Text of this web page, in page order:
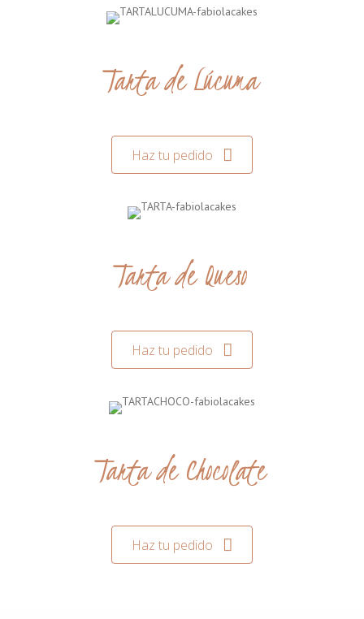
Tarta de Lúcuma
Haz tu pedido
Tarta de Queso
Haz tu pedido
Tarta de Chocolate
Haz tu pedido